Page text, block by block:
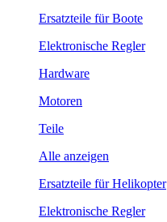
Ersatzteile für Boote
Elektronische Regler
Hardware
Motoren
Teile
Alle anzeigen
Ersatzteile für Helikopter
Elektronische Regler